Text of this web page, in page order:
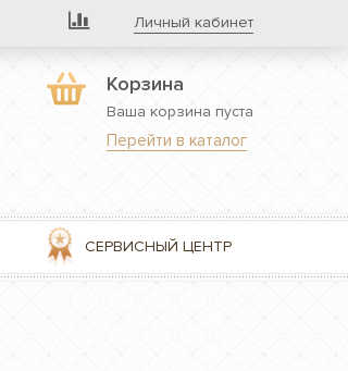
Личный кабинет
Корзина
Ваша корзина пуста
Перейти в каталог
СЕРВИСНЫЙ ЦЕНТР